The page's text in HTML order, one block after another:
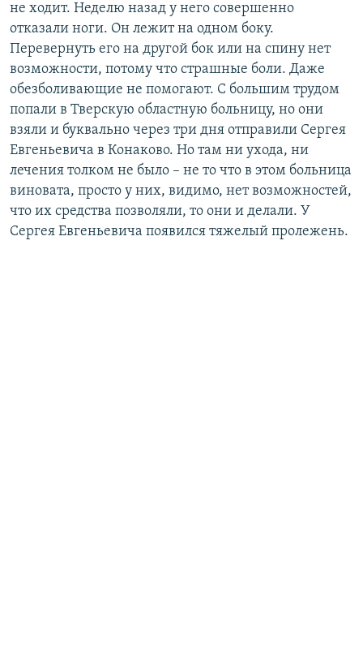
не ходит. Неделю назад у него совершенно
отказали ноги. Он лежит на одном боку.
Перевернуть его на другой бок или на спину нет
возможности, потому что страшные боли. Даже
обезболивающие не помогают. С большим трудом
попали в Тверскую областную больницу, но они
взяли и буквально через три дня отправили Сергея
Евгеньевича в Конаково. Но там ни ухода, ни
лечения толком не было – не то что в этом больница
виновата, просто у них, видимо, нет возможностей,
что их средства позволяли, то они и делали. У
Сергея Евгеньевича появился тяжелый пролежень.